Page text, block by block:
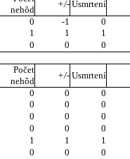
nehôd
+/- Usmrtení
0 -1
0
1 1
1
0 0
0
Počet
nehôd
+/- Usmrtení
0 0
0
0 0
0
0 0
0
0 0
0
1 1
1
0 0
0